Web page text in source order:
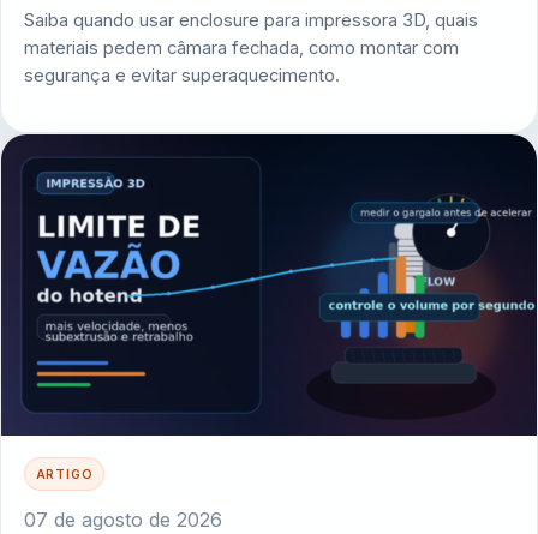
Saiba quando usar enclosure para impressora 3D, quais
materiais pedem câmara fechada, como montar com
segurança e evitar superaquecimento.
ARTIGO
07 de agosto de 2026